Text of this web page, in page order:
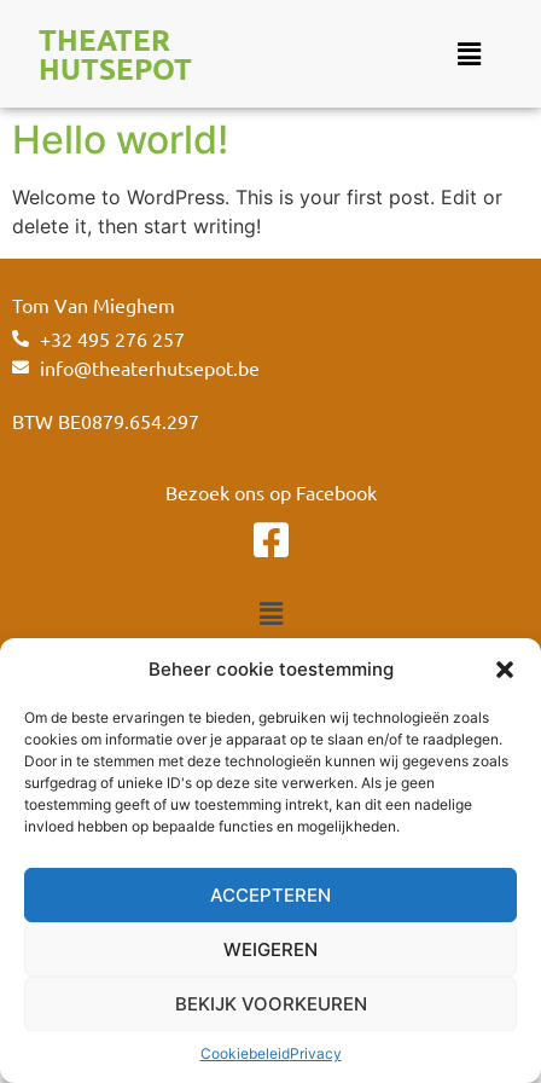
Beheer cookie toestemming
Om de beste ervaringen te bieden, gebruiken wij technologieën zoals
cookies om informatie over je apparaat op te slaan en/of te raadplegen.
Door in te stemmen met deze technologieën kunnen wij gegevens zoals
surfgedrag of unieke ID's op deze site verwerken. Als je geen
toestemming geeft of uw toestemming intrekt, kan dit een nadelige
invloed hebben op bepaalde functies en mogelijkheden.
ACCEPTEREN
WEIGEREN
BEKIJK VOORKEUREN
CookiebeleidPrivacy
THEATER
HUTSEPOT
Hello world!
Welcome to WordPress. This is your first post. Edit or
delete it, then start writing!
Tom Van Mieghem
+32 495 276 257
info@theaterhutsepot.be
BTW BE0879.654.297
Bezoek ons op Facebook
Copyright © 2026 Theater Hutsepot
created by